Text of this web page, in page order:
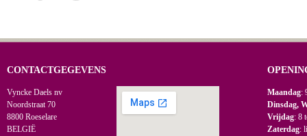
CONTACTGEGEVENS
Vyncke Daels nv
Noordstraat 70
8800 Roeselare
BELGIË
Maandag:
Dinsdag,
Vrijdag: 8
Zaterdag: